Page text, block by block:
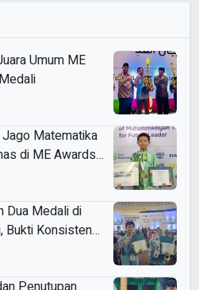
Umum ME
Matematika
di ME Awards
Dua Medali di
Bukti Konsistensi
Global